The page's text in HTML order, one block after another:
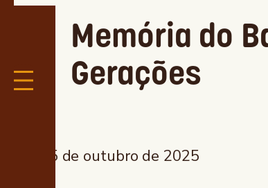
Memória do
Gerações
15 de outubro de 2025